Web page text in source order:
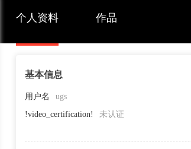
个人资料 作品
基本信息
用户名 ugs
!video_certification!
未认证